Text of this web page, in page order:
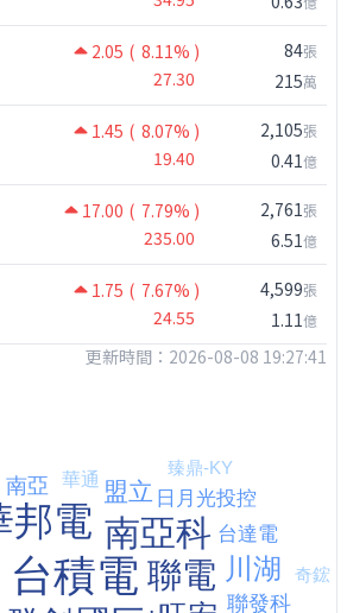
2.05 ( 8.11% )
27.30
84張
215萬
1.45 ( 8.07% )
19.40
2,105張
0.41億
17.00 ( 7.79% )
235.00
2,761張
6.51億
1.75 ( 7.67% )
24.55
4,599張
1.11億
更新時間：2026-08-08 19:27:41